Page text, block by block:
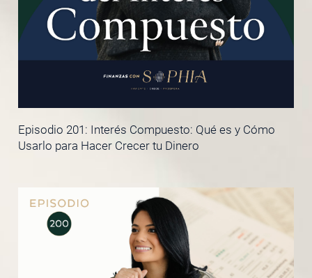
Episodio 201: Interés Compuesto: Qué es y Cómo
Usarlo para Hacer Crecer tu Dinero